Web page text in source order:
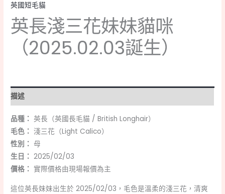
英國短毛貓
英長淺三花妹妹貓咪
（2025.02.03誕生）
描述
品種： 英長（英國長毛貓 / British Longhair）
毛色： 淺三花（Light Calico）
性別： 母
生日： 2025/02/03
價格： 實際價格由現場報價為主
這位英長妹妹出生於 2025/02/03，毛色是溫柔的淺三花，清爽